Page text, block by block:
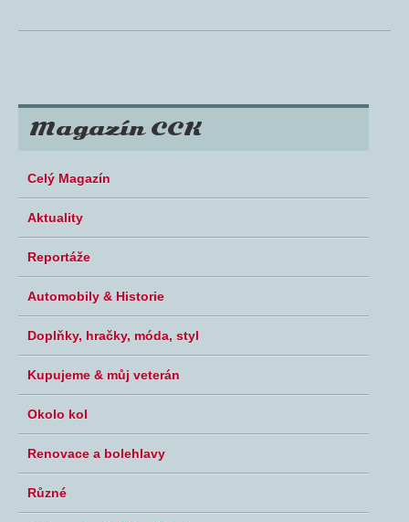
Magazín CCK
Celý Magazín
Aktuality
Reportáže
Automobily & Historie
Doplňky, hračky, móda, styl
Kupujeme & můj veterán
Okolo kol
Renovace a bolehlavy
Různé